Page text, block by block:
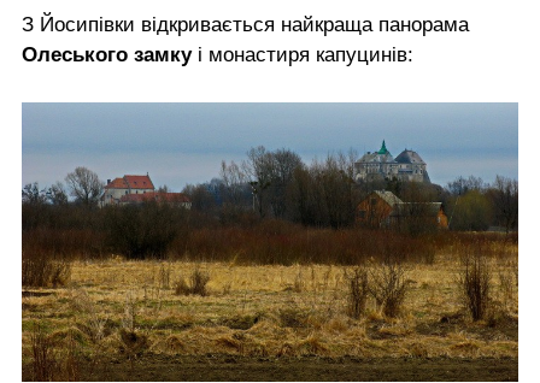
З Йосипівки відкривається найкраща панорама
Олеського замку і монастиря капуцинів: